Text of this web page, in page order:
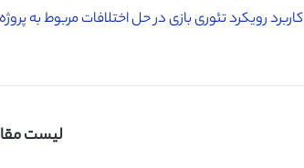
کاربرد رویکرد تئوری بازی در حل اختلافات مربوط به
لیست